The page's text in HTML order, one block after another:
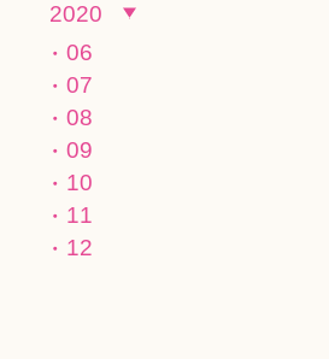
2020
06
07
08
09
10
11
12